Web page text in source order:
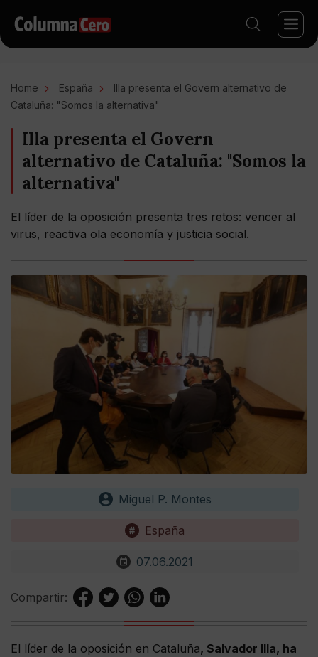
Home España
Illa presenta el Govern alternativo de
Cataluña: "Somos la alternativa"
Illa presenta el Govern
alternativo de Cataluña: "Somos la
alternativa"
El líder de la oposición presenta tres retos: vencer al
virus, reactiva ola economía y justicia social.
Miguel P. Montes
España
07.06.2021
Compartir:
El líder de la oposición en Cataluña, Salvador Illa, ha